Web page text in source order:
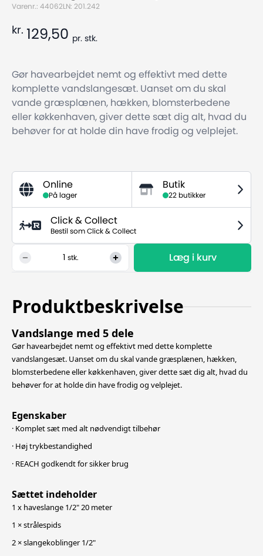
Varenr.: 44062LN: 201.242
kr. 129,50 pr. stk.
Gør havearbejdet nemt og effektivt med dette
komplette vandslangesæt. Uanset om du skal
vande græsplænen, hækken, blomsterbedene
eller køkkenhaven, giver dette sæt dig alt, hvad du
behøver for at holde din have frodig og velplejet.
Online
På lager
Butik
22 butikker
Click & Collect
Bestil som Click & Collect
stk. Læg i kurv
Produktbeskrivelse
Vandslange med 5 dele
Gør havearbejdet nemt og effektivt med dette komplette
vandslangesæt. Uanset om du skal vande græsplænen, hækken,
blomsterbedene eller køkkenhaven, giver dette sæt dig alt, hvad du
behøver for at holde din have frodig og velplejet.
Egenskaber
· Komplet sæt med alt nødvendigt tilbehør
· Høj trykbestandighed
· REACH godkendt for sikker brug
Sættet indeholder
1 x haveslange 1/2" 20 meter
1 × strålespids
2 × slangekoblinger 1/2"